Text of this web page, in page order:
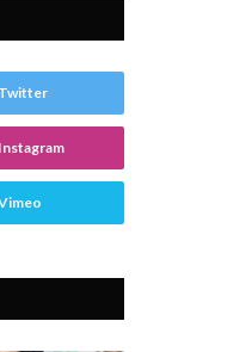
Twitter
Instagram